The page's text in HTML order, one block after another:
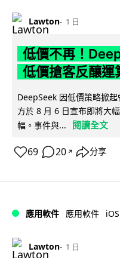
Lawton 1 日
低價不再！
低價搶客反釀運
DeepSeek 因低價策略掀
方於 8 月 6 日宣布即將大
幅。事件與...
閱讀全文
69 20 ↗ 分享
應用軟件 應用軟件
Lawton 1 日